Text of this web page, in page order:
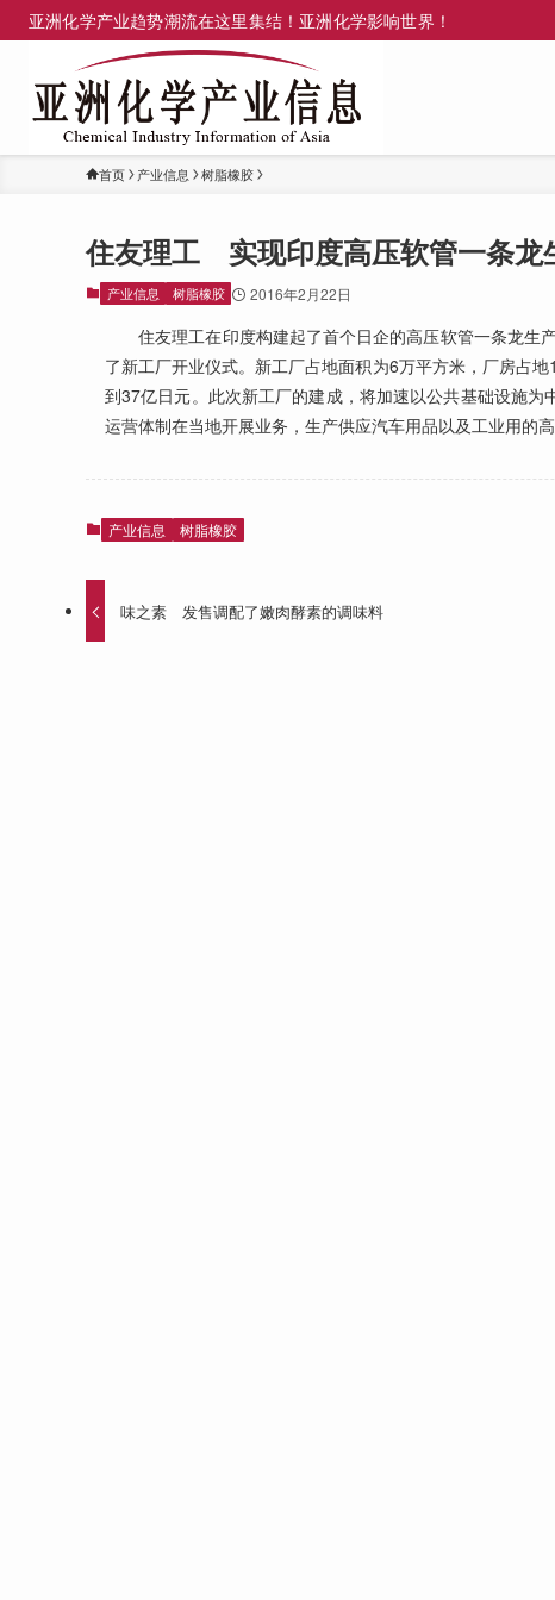
亚洲化学产业趋势潮流在这里集结！亚洲化学影响世界！
首页 产业信息 树脂橡胶
住友理工 实现印度高压软管一条龙
产业信息 树脂橡胶 2016年2月22日
住友理工在印度构建起了首个日企的高压软管一条龙生
了新工厂开业仪式。新工厂占地面积为6万平方米，厂房占
到37亿日元。此次新工厂的建成，将加速以公共基础设施
运营体制在当地开展业务，生产供应汽车用品以及工业用的高
产业信息 树脂橡胶
味之素 发售调配了嫩肉酵素的调味料